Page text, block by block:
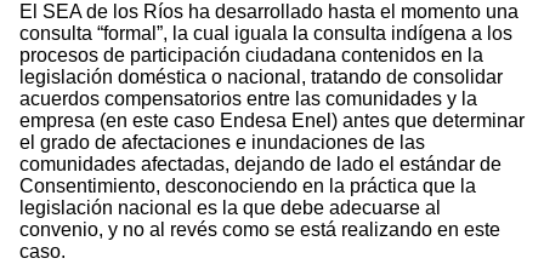
El SEA de los Ríos ha desarrollado hasta el momento una
consulta “formal”, la cual iguala la consulta indígena a los
procesos de participación ciudadana contenidos en la
legislación doméstica o nacional, tratando de consolidar
acuerdos compensatorios entre las comunidades y la
empresa (en este caso Endesa Enel) antes que determinar
el grado de afectaciones e inundaciones de las
comunidades afectadas, dejando de lado el estándar de
Consentimiento, desconociendo en la práctica que la
legislación nacional es la que debe adecuarse al
convenio, y no al revés como se está realizando en este
caso.